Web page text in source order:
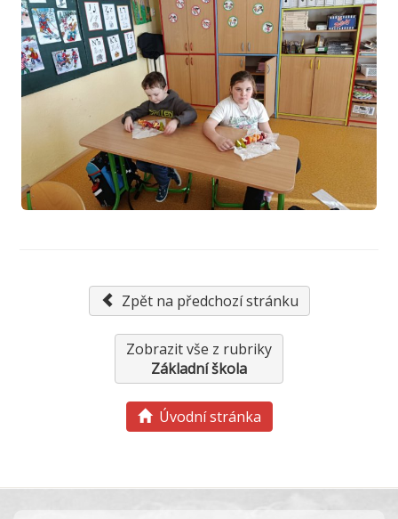
Zpět na předchozí stránku
Zobrazit vše z rubriky
Základní škola
Úvodní stránka